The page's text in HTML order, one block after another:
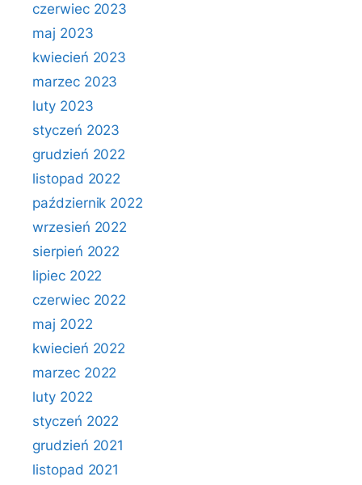
czerwiec 2023
maj 2023
kwiecień 2023
marzec 2023
luty 2023
styczeń 2023
grudzień 2022
listopad 2022
październik 2022
wrzesień 2022
sierpień 2022
lipiec 2022
czerwiec 2022
maj 2022
kwiecień 2022
marzec 2022
luty 2022
styczeń 2022
grudzień 2021
listopad 2021